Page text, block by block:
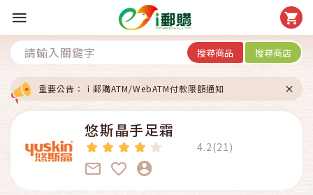
搜尋商品 搜尋商店
重要公告：ｉ郵購ATM/WebATM付款限額通知
悠斯晶手足霜
4.2(21)